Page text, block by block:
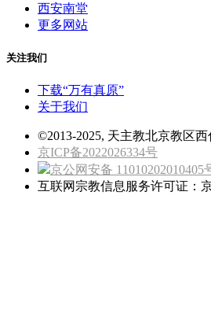
西安南堂
更多网站
关注我们
下载“万有真原”
关于我们
©2013-2025, 天主教北京教区
京ICP备2022026334号
京公网安备 11010202010405
互联网宗教信息服务许可证：